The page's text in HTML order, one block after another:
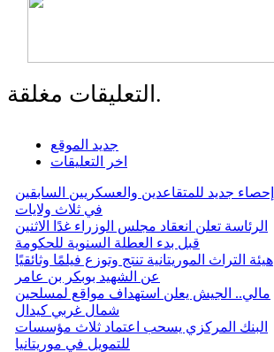
التعليقات مغلقة.
جديد الموقع
اخر التعليقات
إحصاء جديد للمتقاعدين والعسكريين السابقين
في ثلاث ولايات
الرئاسة تعلن انعقاد مجلس الوزراء غدًا الاثنين
قبل بدء العطلة السنوية للحكومة
هيئة التراث الموريتانية تنتج وتوزع فيلمًا وثائقيًا
عن الشهيد بوبكر بن عامر
مالي.. الجيش يعلن استهداف مواقع لمسلحين
شمال غربي كيدال
البنك المركزي يسحب اعتماد ثلاث مؤسسات
للتمويل في موريتانيا